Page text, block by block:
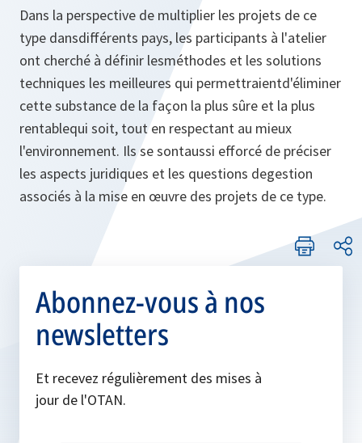
Dans la perspective de multiplier les projets de ce
type dansdifférents pays, les participants à l'atelier
ont cherché à définir lesméthodes et les solutions
techniques les meilleures qui permettraientd'éliminer
cette substance de la façon la plus sûre et la plus
rentablequi soit, tout en respectant au mieux
l'environnement. Ils se sontaussi efforcé de préciser
les aspects juridiques et les questions degestion
associés à la mise en œuvre des projets de ce type.
Abonnez-vous à nos
newsletters
Et recevez régulièrement des mises à
jour de l'OTAN.